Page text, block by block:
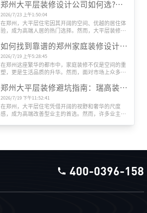
风格呈现出前所未有的丰富性与创新性。从古典到现
记忆与美学价值，为居住空间注入灵魂与温度。目前
室内装修有哪些设计风格呢？
郑州大平层装修设计公司如何选?瑞高装饰告诉您把握这5大要点
2026/7/23 上午1:50:04
在郑州，大平层住宅因其开阔的空间、优越的居住体
验，成为高端人居的热门选择。然而，大平层装修对
一家专业且靠谱的装修公司?郑州瑞高装饰为您梳理关
如何找到靠谱的郑州家庭装修设计公司?瑞高装饰揭秘专业选择指南
2026/7/19 上午5:28:45
在郑州这座繁华的都市中，家庭装修不仅是空间的重
塑，更是生活品质的升华。然而，面对市场上众多装
文以郑州知名品牌瑞高装饰为例，结合行业经验，为
郑州大平层装修避坑指南：瑞高装饰教你绕开6大鸡肋设计‌
2026/7/19 下午11:52:41
在郑州，大平层住宅凭借开阔的视野和奢华的尺度
感，成为高端改善型业主的首选。然而，许多业主在
400-0396-158